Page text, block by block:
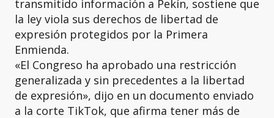
transmitido información a Pekín, sostiene que
la ley viola sus derechos de libertad de
expresión protegidos por la Primera
Enmienda.
«El Congreso ha aprobado una restricción
generalizada y sin precedentes a la libertad
de expresión», dijo en un documento enviado
a la corte TikTok, que afirma tener más de